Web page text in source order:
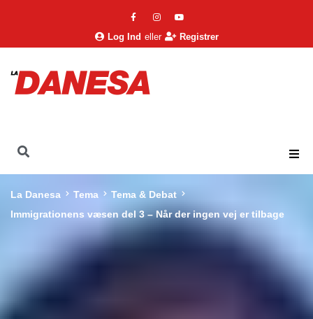
Log Ind eller Registrer
La Danesa Tema
Tema & Debat
Immigrationens væsen del 3 – Når der ingen vej er tilbage